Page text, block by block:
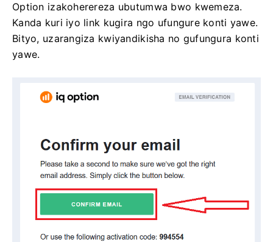
Option izakoherereza ubutumwa bwo kwemeza.
Kanda kuri iyo link kugira ngo ufungure konti yawe.
Bityo, uzarangiza kwiyandikisha no gufungura konti
yawe.